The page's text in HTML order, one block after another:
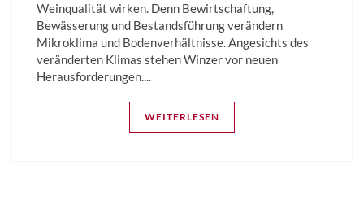
Weinqualität wirken. Denn Bewirtschaftung,
Bewässerung und Bestandsführung verändern
Mikroklima und Bodenverhältnisse. Angesichts des
veränderten Klimas stehen Winzer vor neuen
Herausforderungen....
WEITERLESEN